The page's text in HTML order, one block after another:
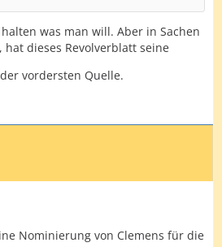
was man will. Aber in Sachen
dieses Revolverblatt seine
vordersten Quelle.
Nominierung von Clemens für die